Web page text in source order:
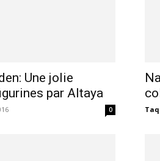
steelbook,
Une jolie
par Altaya
0